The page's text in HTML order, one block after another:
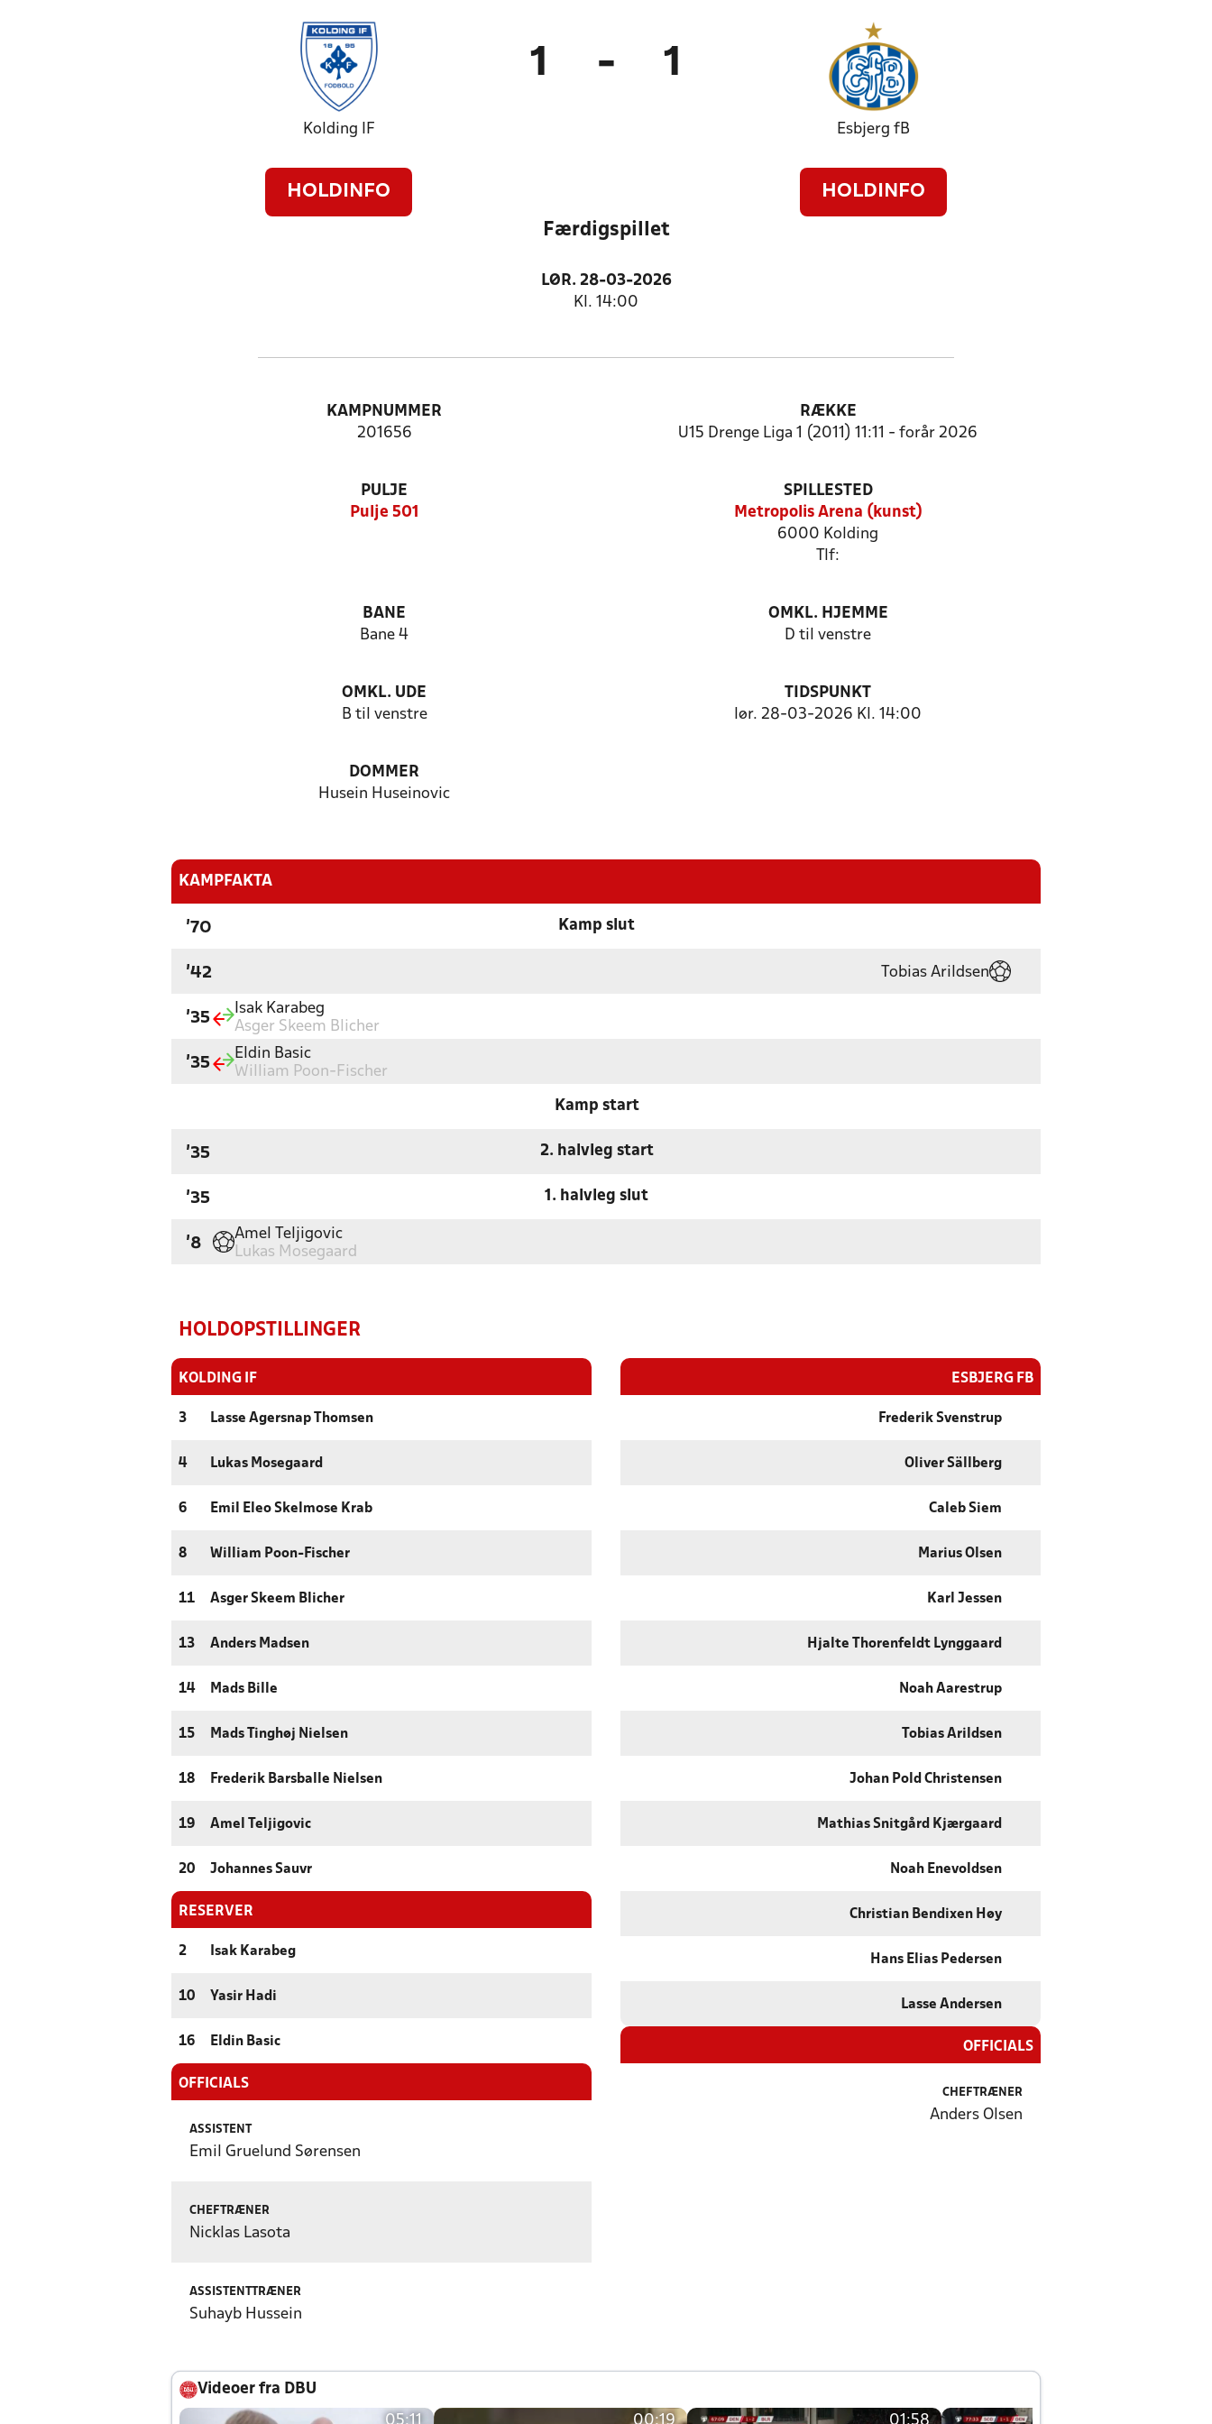
Kolding IF
HOLDINFO
1 - 1
Esbjerg fB
HOLDINFO
Færdigspillet
LØR. 28-03-2026
Kl. 14:00
KAMPNUMMER
201656
RÆKKE
U15 Drenge Liga 1 (2011) 11:11 - forår 2026
PULJE
Pulje 501
SPILLESTED
Metropolis Arena (kunst)
6000 Kolding
Tlf:
BANE
Bane 4
OMKL. HJEMME
D til venstre
OMKL. UDE
B til venstre
TIDSPUNKT
lør. 28-03-2026 Kl. 14:00
DOMMER
Husein Huseinovic
KAMPFAKTA
'70 Kamp slut
'42 Tobias Arildsen
'35
Isak Karabeg
Asger Skeem Blicher
'35
Eldin Basic
William Poon-Fischer
Kamp start
'35 2. halvleg start
'35 1. halvleg slut
'8
Amel Teljigovic
Lukas Mosegaard
HOLDOPSTILLINGER
KOLDING IF
3 Lasse Agersnap Thomsen
4 Lukas Mosegaard
6 Emil Eleo Skelmose Krab
8 William Poon-Fischer
11 Asger Skeem Blicher
13 Anders Madsen
14 Mads Bille
15 Mads Tinghøj Nielsen
18 Frederik Barsballe Nielsen
19 Amel Teljigovic
20 Johannes Sauvr
RESERVER
2 Isak Karabeg
10 Yasir Hadi
16 Eldin Basic
OFFICIALS
ASSISTENT
Emil Gruelund Sørensen
CHEFTRÆNER
Nicklas Lasota
ASSISTENTTRÆNER
Suhayb Hussein
ESBJERG FB
Frederik Svenstrup
Oliver Sällberg
Caleb Siem
Marius Olsen
Karl Jessen
Hjalte Thorenfeldt Lynggaard
Noah Aarestrup
Tobias Arildsen
Johan Pold Christensen
Mathias Snitgård Kjærgaard
Noah Enevoldsen
Christian Bendixen Høy
Hans Elias Pedersen
Lasse Andersen
OFFICIALS
CHEFTRÆNER
Anders Olsen
Videoer fra DBU